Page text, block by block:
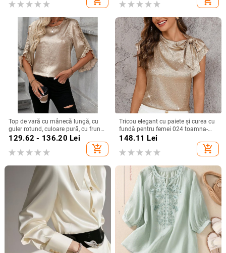
Top de vară cu mânecă lungă, cu
guler rotund, culoare pură, cu frunze
de lotus, pentru femei, stil simplu,
Amazon, export transfrontalier
european și american, 2025
129.62 - 136.20 Lei
add_shopping_cart
Tricou elegant cu paiete și curea cu
fundă pentru femei 024 toamna-
iarna nou, mânecă zburătoare,
148.11 Lei
add_shopping_cart